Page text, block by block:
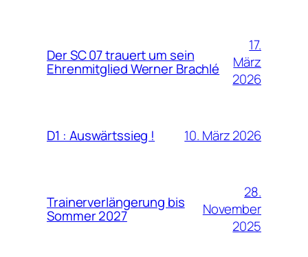
Der SC 07 trauert um sein
Ehrenmitglied Werner Brachlé
17.
März
2026
D1 : Auswärtssieg ! 10. März 2026
Trainerverlängerung bis
Sommer 2027
28.
November
2025